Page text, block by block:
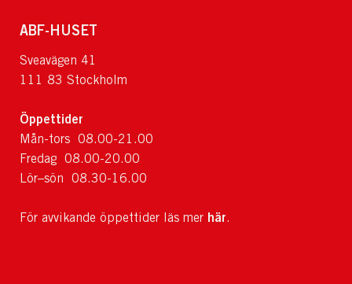
ABF-HUSET
Sveavägen 41
111 83 Stockholm
Öppettider
Mån-tors 08.00-21.00
Fredag 08.00-20.00
Lör–sön 08.30-16.00
För avvikande öppettider läs mer här.